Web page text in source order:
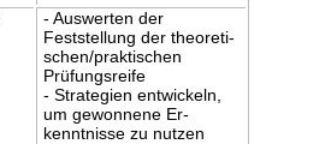
- Auswerten der
Feststellung der theoreti-
schen/praktischen
Prüfungsreife
- Strategien entwickeln,
um gewonnene Er-
kenntnisse zu nutzen